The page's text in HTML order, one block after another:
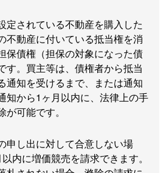
定されている不動産を購入した
不動産に付いている抵当権を消
保債権（担保の対象になった債
す。買主等は、債権者から抵当
通知を受けるまで、または通知
知から1ヶ月以内に、法律上の手
可能です。
申し出に対して合意しない場
内に増価競売を請求できます。